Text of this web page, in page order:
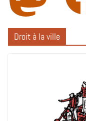
Droit à la ville